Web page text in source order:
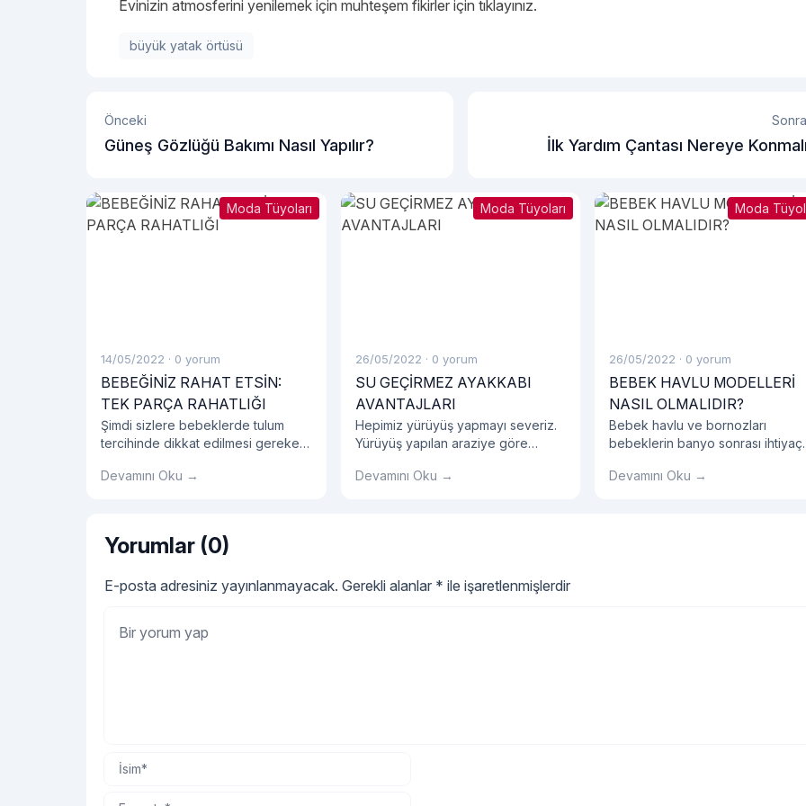
Evinizin atmosferini yenilemek için muhteşem fikirler için tıklayınız.
büyük yatak örtüsü
Önceki
Güneş Gözlüğü Bakımı Nasıl Yapılır? İlk Yardım Çantası Nereye
Moda Tüyoları
14/05/2022 · 0 yorum
BEBEĞİNİZ RAHAT ETSİN:
TEK PARÇA RAHATLIĞI
Şimdi sizlere bebeklerde tulum
tercihinde dikkat edilmesi gereken
seçiminin avantajlarını, tulum
Devamını Oku →
Moda Tüyoları
26/05/2022 · 0 yorum
SU GEÇİRMEZ AYAKKABI
AVANTAJLARI
Hepimiz yürüyüş yapmayı severiz.
Yürüyüş yapılan araziye göre
etmelisiniz.
Devamını Oku →
Moda
26/05/2022 · 0 yorum
BEBEK HAVLU MODELLERİ
NASIL OLMALIDIR?
Bebek havlu ve bornozları
bebeklerin banyo sonrası ihtiyaç
Devamını Oku →
Yorumlar (0)
E-posta adresiniz yayınlanmayacak. Gerekli alanlar * ile işaretlenmişlerdir